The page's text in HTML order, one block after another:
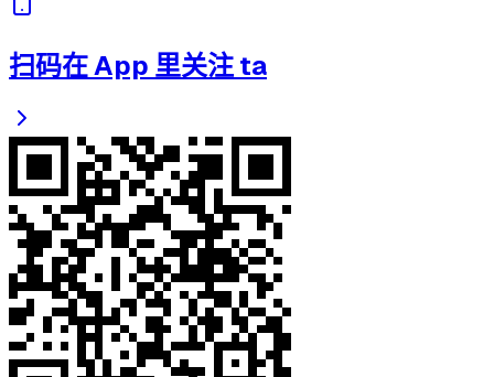
扫码在 App 里关注 ta